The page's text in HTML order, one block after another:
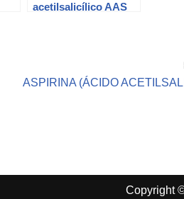
acetilsalicílico AAS
ASPIRINA (ÁCIDO
Copyright